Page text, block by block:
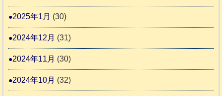
2025年1月 (30)
2024年12月 (31)
2024年11月 (30)
2024年10月 (32)